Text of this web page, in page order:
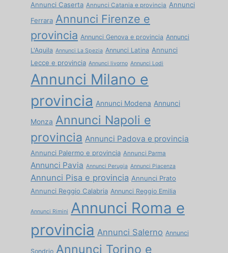
Annunci Caserta Annunci Catania e provincia Annunci
Ferrara Annunci Firenze e
provincia Annunci Genova e provincia Annunci
L'Aquila Annunci La Spezia Annunci Latina Annunci
Lecce e provincia Annunci livorno Annunci Lodi
Annunci Milano e
provincia Annunci Modena Annunci
Monza Annunci Napoli e
provincia Annunci Padova e provincia
Annunci Palermo e provincia Annunci Parma
Annunci Pavia Annunci Perugia Annunci Piacenza
Annunci Pisa e provincia Annunci Prato
Annunci Reggio Calabria Annunci Reggio Emilia
Annunci Rimini Annunci Roma e
provincia Annunci Salerno Annunci
Sondrio Annunci Torino e